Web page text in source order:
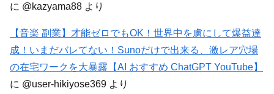
に @kazyama88 より
【音楽 副業】才能ゼロでもOK！世界中を虜にして爆益達
成！いまだバレてない！Sunoだけで出来る、激レア穴場
の在宅ワークを大暴露【AI おすすめ ChatGPT YouTube】
に @user-hikiyose369 より